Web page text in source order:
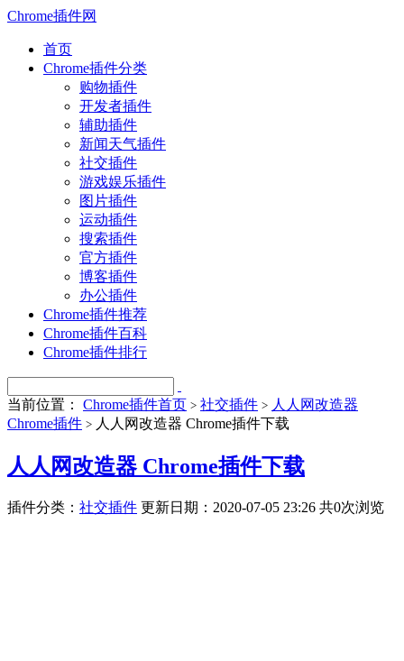
Chrome插件网
首页
Chrome插件分类
购物插件
开发者插件
辅助插件
新闻天气插件
社交插件
游戏娱乐插件
图片插件
运动插件
搜索插件
官方插件
博客插件
办公插件
Chrome插件推荐
Chrome插件百科
Chrome插件排行
当前位置： Chrome插件首页 > 社交插件 > 人人网改造器
Chrome插件 > 人人网改造器 Chrome插件下载
人人网改造器 Chrome插件下载
插件分类： 社交插件 更新日期：2020-07-05 23:26 共0次浏览